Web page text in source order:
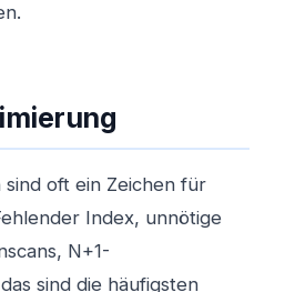
oft ein Zeichen für
Index, unnötige
N+1-
sind die häufigsten